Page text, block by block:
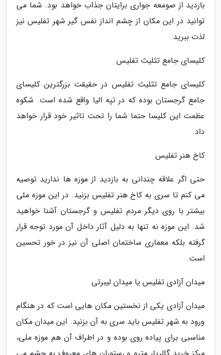
بازدید از صومعه جواری برایتان جذاب خواهد بود. شما می
توانید در این مکان از چشم انداز نفس گیر شهر تفلیس نیز
لذت ببرید.
کلیسای جامع تثلیث تفلیس
کلیسای جامع تثلیث تفلیس در حقیقت بزرگترین کلیسای
جامع گرجستان بوده که در تپه الیا واقع شده است. شکوه
عظمت این کلیسا حتما شما را تحت تاثیر خود قرار خواهد
داد.
کاخ هنر تفلیس
حتی اگر علاقه چندانی به بازدید از موزه ها ندارید توصیه
می کنم تا سری به کاخ هنر تفلیس بزنید. در این موزه ملی
بیشتر با روی دیگر مردم تفلیس و گرجستان آشنا خواهید
شد. این موزه نه تنها به دلیل آثار داخل آن مورد توجه قرار
گرفته بلکه معماری ساختمان اصلی آن نیز در خور تحسین
است.
میدان آزادی تفلیس یا میدان لیبرتی
میدان آزادی یکی از نخستین مکان هایی است که در هنگام
ورود به شهر تفلیس باید سری به آن بزنید. این میدان مکان
مناسبی برای پیاده روی بوده و در اطراف آن هم موزه ملی،